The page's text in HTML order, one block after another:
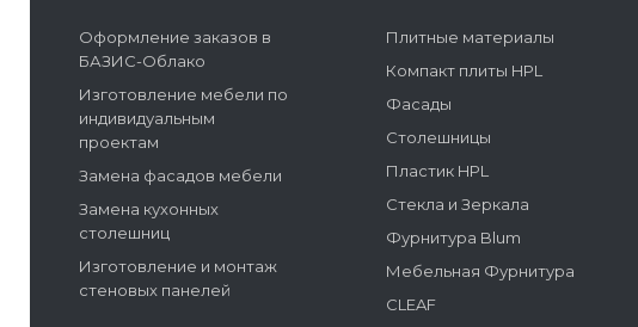
Оформление заказов в
БАЗИС-Облако
Изготовление мебели по
индивидуальным
проектам
Замена фасадов мебели
Замена кухонных
столешниц
Изготовление и монтаж
стеновых панелей
Плитные материалы
Компакт плиты HPL
Фасады
Столешницы
Пластик HPL
Стекла и Зеркала
Фурнитура Blum
Мебельная Фурнитура
CLEAF